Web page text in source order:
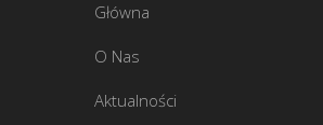
Główna
O Nas
Aktualności